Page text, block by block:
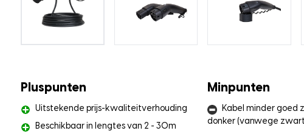
Pluspunten
Uitstekende prijs-kwaliteitverhouding
Beschikbaar in lengtes van 2 - 30m
Minpunten
Kabel minder goed
donker (vanwege